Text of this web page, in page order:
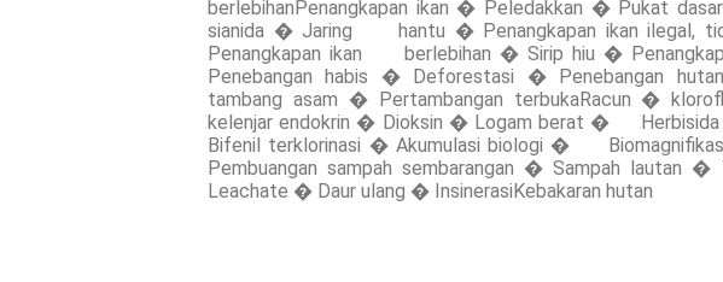
berlebihanPenangkapan ikan � Peledakkan � Pukat
sianida � Jaring hantu � Penangkapan ikan ilegal,
Penangkapan ikan berlebihan � Sirip hiu �
Penebangan habis � Deforestasi � Penebangan
tambang asam � Pertambangan terbukaRacun �
kelenjar endokrin � Dioksin � Logam berat �
Bifenil terklorinasi � Akumulasi biologi �
Pembuangan sampah sembarangan � Sampah
Leachate � Daur ulang � InsinerasiKebakaran hutan